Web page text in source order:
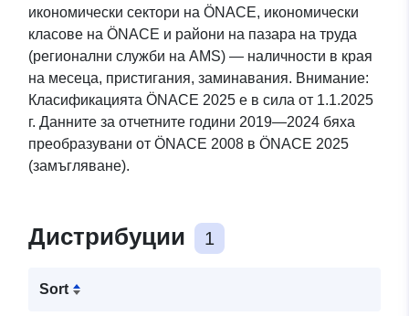
икономически сектори на ÖNACE, икономически
класове на ÖNACE и райони на пазара на труда
(регионални служби на AMS) — наличности в края
на месеца, пристигания, заминавания. Внимание:
Класификацията ÖNACE 2025 е в сила от 1.1.2025
г. Данните за отчетните години 2019—2024 бяха
преобразувани от ÖNACE 2008 в ÖNACE 2025
(замъгляване).
Дистрибуции 1
Sort